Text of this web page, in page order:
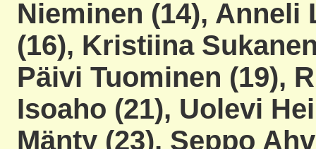
Nieminen (14), Anneli
(16), Kristiina
Päivi Tuominen (19),
Isoaho (21), Uolevi
Mänty (23), Seppo